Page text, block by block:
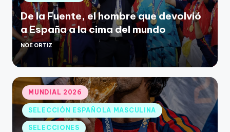
De la Fuente, el hombre que devolvió
a España a la cima del mundo
NOE ORTIZ
MUNDIAL 2026
SELECCIÓN ESPAÑOLA MASCULINA
SELECCIONES